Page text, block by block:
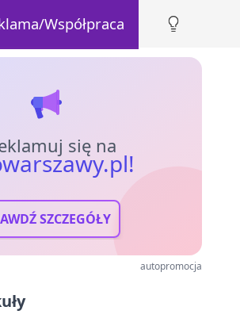
Współpraca
się na
SZCZEGÓŁY
autopromocja